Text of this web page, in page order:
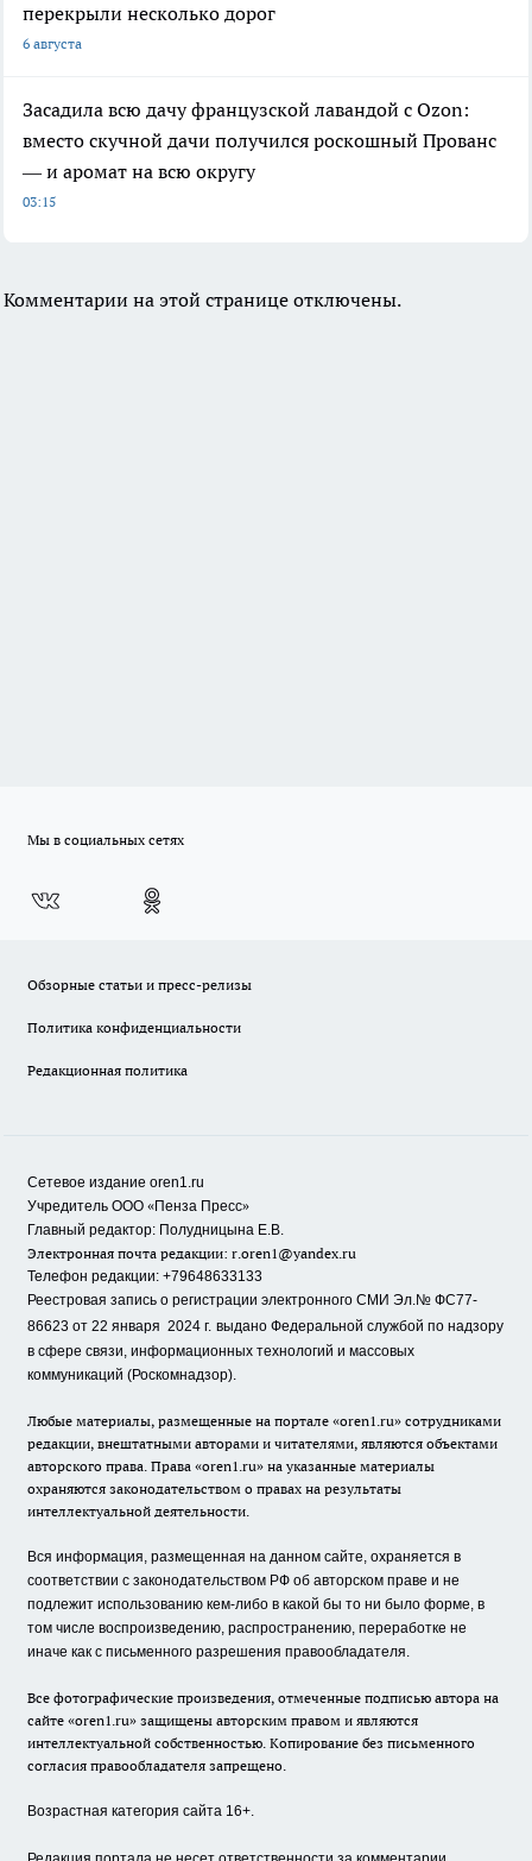
перекрыли несколько дорог
6 августа
Засадила всю дачу французской лавандой с Ozon:
вместо скучной дачи получился роскошный Прованс
— и аромат на всю округу
03:15
Комментарии на этой странице отключены.
Мы в социальных сетях
Обзорные статьи и пресс-релизы
Политика конфиденциальности
Редакционная политика
Сетевое издание oren1.ru
Учредитель ООО «Пенза Пресс»
Главный редактор: Полудницына Е.В.
Электронная почта редакции: r.oren1@yandex.ru
Телефон редакции: +79648633133
Реестровая запись о регистрации электронного СМИ Эл.№ ФС77-
86623 от 22 января 2024 г. выдано Федеральной службой по надзору
в сфере связи, информационных технологий и массовых
коммуникаций (Роскомнадзор).
Любые материалы, размещенные на портале «oren1.ru» сотрудниками
редакции, внештатными авторами и читателями, являются объектами
авторского права. Права «oren1.ru» на указанные материалы
охраняются законодательством о правах на результаты
интеллектуальной деятельности.
Вся информация, размещенная на данном сайте, охраняется в
соответствии с законодательством РФ об авторском праве и не
подлежит использованию кем-либо в какой бы то ни было форме, в
том числе воспроизведению, распространению, переработке не
иначе как с письменного разрешения правообладателя.
Все фотографические произведения, отмеченные подписью автора на
сайте «oren1.ru» защищены авторским правом и являются
интеллектуальной собственностью. Копирование без письменного
согласия правообладателя запрещено.
Возрастная категория сайта 16+.